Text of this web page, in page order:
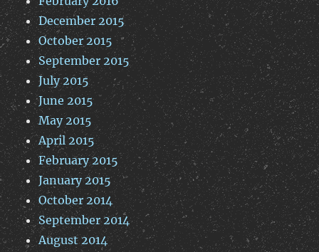
December 2015
October 2015
September 2015
July 2015
June 2015
May 2015
April 2015
February 2015
January 2015
October 2014
September 2014
August 2014